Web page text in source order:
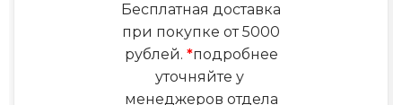
Бесплатная доставка
при покупке от 5000
рублей. *подробнее
уточняйте у
менеджеров отдела